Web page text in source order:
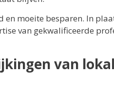
en moeite besparen. In
van gekwalificeerde
van